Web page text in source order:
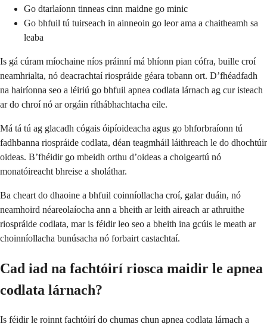
Go dtarlaíonn tinneas cinn maidne go minic
Go bhfuil tú tuirseach in ainneoin go leor ama a chaitheamh sa
leaba
Is gá cúram míochaine níos práinní má bhíonn pian cófra, buille croí
neamhrialta, nó deacrachtaí riospráide géara tobann ort. D’fhéadfadh
na hairíonna seo a léiriú go bhfuil apnea codlata lárnach ag cur isteach
ar do chroí nó ar orgáin ríthábhachtacha eile.
Má tá tú ag glacadh cógais óipíoideacha agus go bhforbraíonn tú
fadhbanna riospráide codlata, déan teagmháil láithreach le do dhochtúir
oideas. B’fhéidir go mbeidh orthu d’oideas a choigeartú nó
monatóireacht bhreise a sholáthar.
Ba cheart do dhaoine a bhfuil coinníollacha croí, galar duáin, nó
neamhoird néareolaíocha ann a bheith ar leith aireach ar athruithe
riospráide codlata, mar is féidir leo seo a bheith ina gcúis le meath ar
choinníollacha bunúsacha nó forbairt castachtaí.
Cad iad na fachtóirí riosca maidir le apnea
codlata lárnach?
Is féidir le roinnt fachtóirí do chumas chun apnea codlata lárnach a